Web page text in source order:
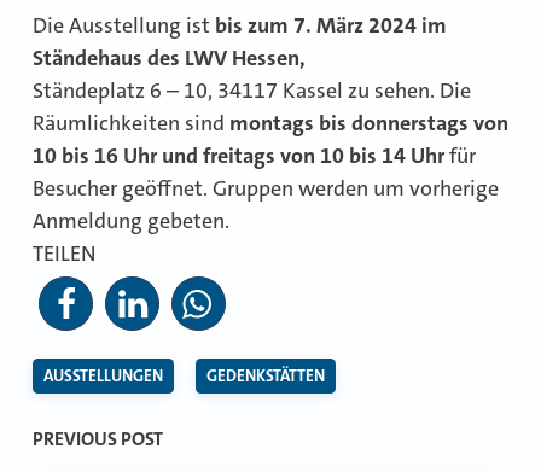
Die Ausstellung ist bis zum 7. März 2024 im
Ständehaus des LWV Hessen,
Ständeplatz 6 – 10, 34117 Kassel zu sehen. Die
Räumlichkeiten sind montags bis donnerstags von
10 bis 16 Uhr und freitags von 10 bis 14 Uhrfür
Besucher geöffnet. Gruppen werden um vorherige
Anmeldung gebeten.
TEILEN
AUSSTELLUNGEN GEDENKSTÄTTEN
Beitragsnavigation
PREVIOUS POST